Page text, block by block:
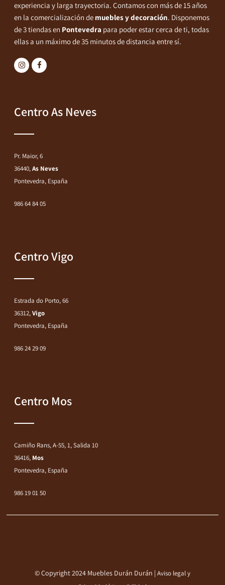
experiencia y larga trayectoria. Contamos con más de 15 años
en la comercialización de muebles y decoración. Disponemos
de 3 tiendas en Pontevedra para poder estar cerca de ti, todas
ellas a un máximo de 35 minutos de distancia entre sí.
Centro As Neves
Pr. Maior, 6
36440,As Neves
Pontevedra, España
986 64 84 05
Centro Vigo
Estrada do Porto, 66
36312,Vigo
Pontevedra, España
986 24 29 09
Centro Mos
Camiño Rans, A-55, 1, Salida 10
36416, Mos
Pontevedra, España
986 19 01 50
© Copyright 2024 Muebles Durán Durán | Aviso legal y